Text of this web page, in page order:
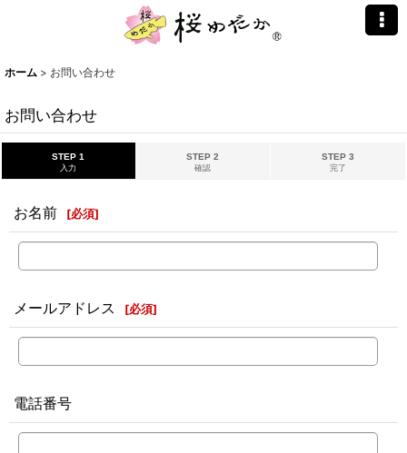
ホーム > お問い合わせ
お問い合わせ
STEP 1
入力
STEP 2
確認
STEP 3
完了
お名前 [必須]
メールアドレス [必須]
電話番号